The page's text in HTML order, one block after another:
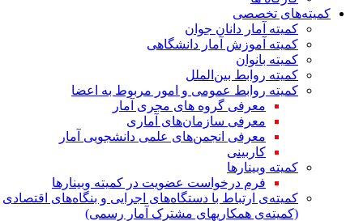
کمیته‌های تخصصی
کمیته آمار دانان جوان
کمیته آموزش آمار دانشگاهی
کمیته بانوان
کمیته روابط بین‌الملل
کمیته روابط عمومی و امور مربوط به اعضا
معرفی گروه های مجری آمار
معرفی سازمان‌های آماری
معرفی انجمن‌های علمی دانشجویی آمار
کاربینی
کمیته وبینارها
فرم درخواست عضویت در کمیته وبینارها
کمیته‌ی ارتباط با دستگاه‌های اجرایی و بنگاه‌های اقتصادی
(کمیته‌ی همکاریهای مشترک آمار رسمی)